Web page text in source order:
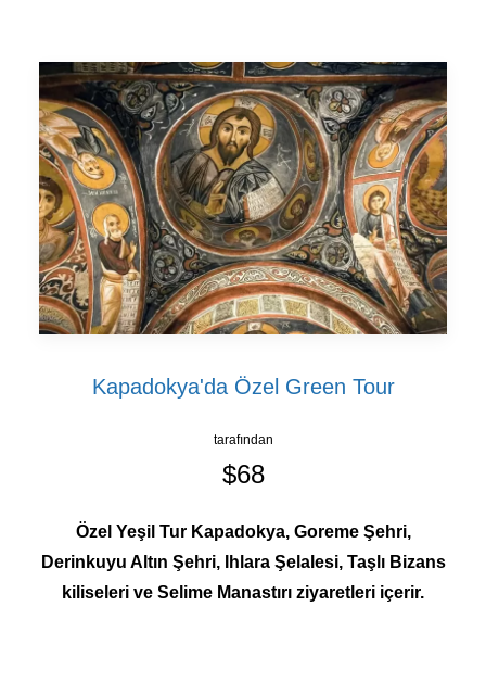
Kapadokya'da Özel Green Tour
tarafından
$68
Özel Yeşil Tur Kapadokya, Goreme Şehri,
Derinkuyu Altın Şehri, Ihlara Şelalesi, Taşlı Bizans
kiliseleri ve Selime Manastırı ziyaretleri içerir.